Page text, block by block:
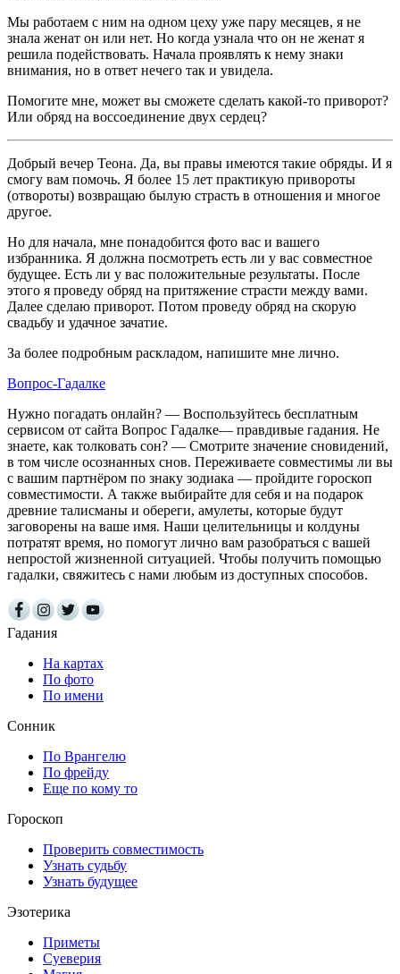
Мы работаем с ним на одном цеху уже пару месяцев, я не
знала женат он или нет. Но когда узнала что он не женат я
решила подействовать. Начала проявлять к нему знаки
внимания, но в ответ нечего так и увидела.
Помогите мне, может вы сможете сделать какой-то приворот?
Или обряд на воссоединение двух сердец?
Добрый вечер Теона. Да, вы правы имеются такие обряды. И я
смогу вам помочь. Я более 15 лет практикую привороты
(отвороты) возвращаю былую страсть в отношения и многое
другое.
Но для начала, мне понадобится фото вас и вашего
избранника. Я должна посмотреть есть ли у вас совместное
будущее. Есть ли у вас положительные результаты. После
этого я проведу обряд на притяжение страсти между вами.
Далее сделаю приворот. Потом проведу обряд на скорую
свадьбу и удачное зачатие.
За более подробным раскладом, напишите мне лично.
Вопрос-Гадалке
Нужно погадать онлайн? — Воспользуйтесь бесплатным
сервисом от сайта Вопрос Гадалке— правдивые гадания. Не
знаете, как толковать сон? — Смотрите значение сновидений,
в том числе осознанных снов. Переживаете совместимы ли вы
с вашим партнёром по знаку зодиака — пройдите гороскоп
совместимости. А также выбирайте для себя и на подарок
древние талисманы и обереги, амулеты, которые будут
заговорены на ваше имя. Наши целительницы и колдуны
потратят время, но помогут лично вам разобраться с вашей
непростой жизненной ситуацией. Чтобы получить помощью
гадалки, свяжитесь с нами любым из доступных способов.
Гадания
На картах
По фото
По имени
Сонник
По Врангелю
По фрейду
Еще по кому то
Гороскоп
Проверить совместимость
Узнать судьбу
Узнать будущее
Эзотерика
Приметы
Суеверия